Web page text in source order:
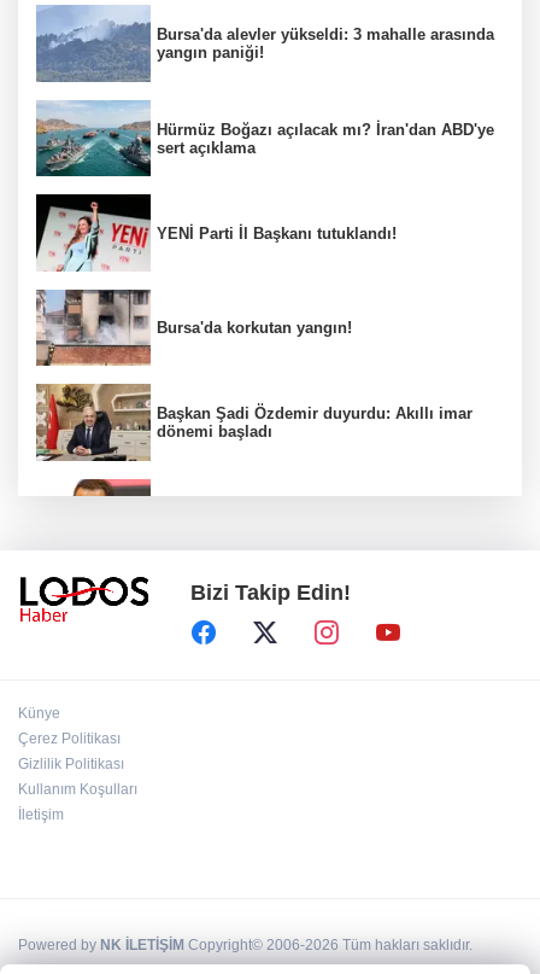
Bursa'da alevler yükseldi: 3 mahalle arasında
yangın paniği!
Hürmüz Boğazı açılacak mı? İran'dan ABD'ye
sert açıklama
YENİ Parti İl Başkanı tutuklandı!
Bursa'da korkutan yangın!
Başkan Şadi Özdemir duyurdu: Akıllı imar
dönemi başladı
Bakan Gürlek duyurdu: İki çocuk cinayeti
aydınlatıldı!
Bizi Takip Edin!
Künye
Çerez Politikası
Gizlilik Politikası
Kullanım Koşulları
İletişim
Powered by NK İLETİŞİM Copyright© 2006-2026 Tüm hakları saklıdır.